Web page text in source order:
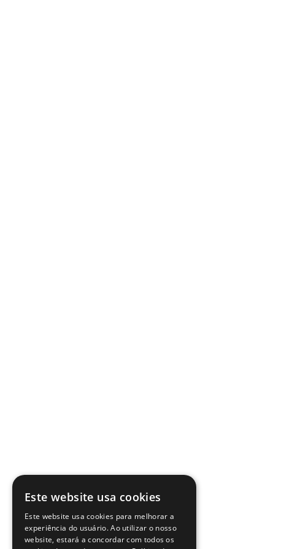
Este website usa cookies
Este website usa cookies para melhorar a
experiência do usuário. Ao utilizar o nosso
website, estará a concordar com todos os